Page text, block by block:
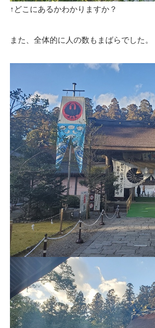
↑どこにあるかわかりますか？
また、全体的に人の数もまばらでした。